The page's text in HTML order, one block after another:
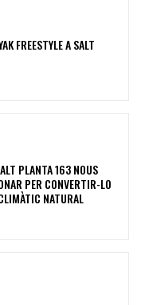
FREESTYLE A SALT
PLANTA 163 NOUS
PER CONVERTIR-LO
NATURAL